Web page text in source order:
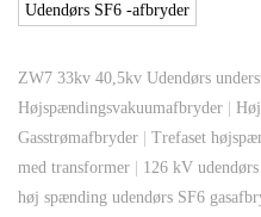
Udendørs SF6 -afbryder
ZW7 33kv 40,5kv Udendørs
Højspændingsvakuumafbryder
Gasstrømafbryder
Trefaset
med transformer
126 kV
høj spænding udendørs SF6